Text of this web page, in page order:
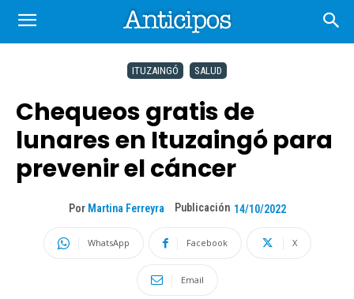
ITUZAINGÓ SALUD
Chequeos gratis de
lunares en Ituzaingó para
prevenir el cáncer
Por Martina Ferreyra Publicación 14/10/2022
WhatsApp Facebook X
Email